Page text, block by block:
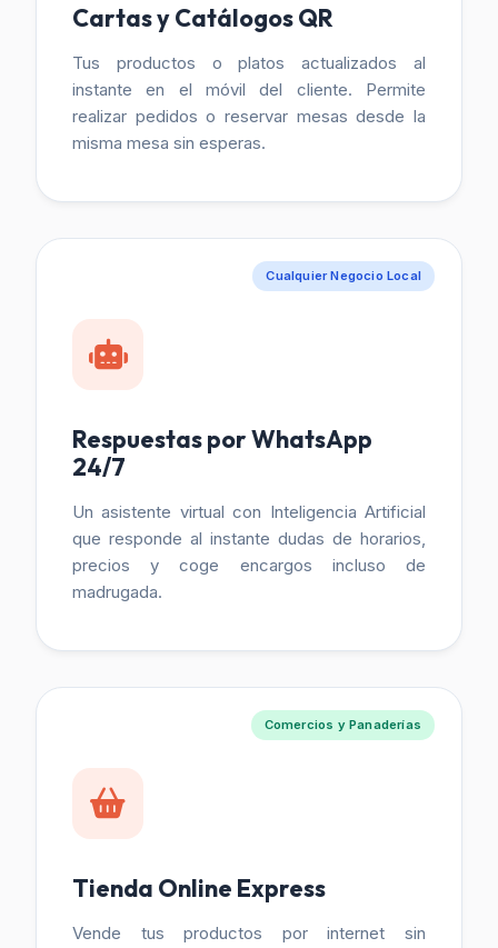
Cartas y Catálogos QR
Tus productos o platos actualizados al
instante en el móvil del cliente. Permite
realizar pedidos o reservar mesas desde la
misma mesa sin esperas.
Cualquier Negocio Local
Respuestas por WhatsApp
24/7
Un asistente virtual con Inteligencia Artificial
que responde al instante dudas de horarios,
precios y coge encargos incluso de
madrugada.
Comercios y Panaderías
Tienda Online Express
Vende tus productos por internet sin